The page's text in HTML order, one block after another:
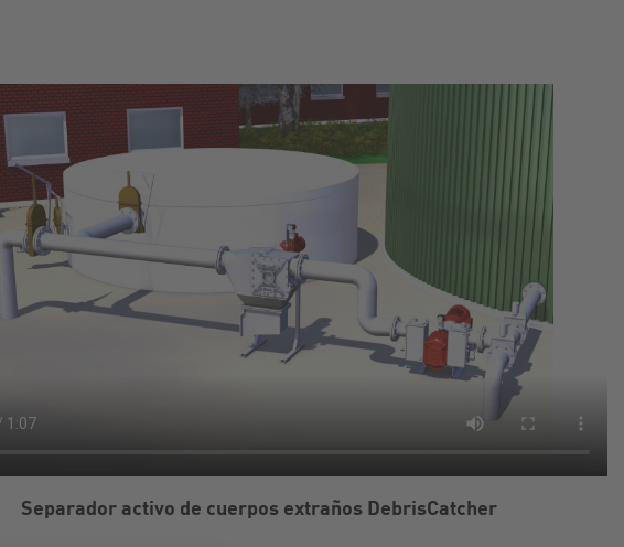
Separador activo de cuerpos extraños DebrisCatcher